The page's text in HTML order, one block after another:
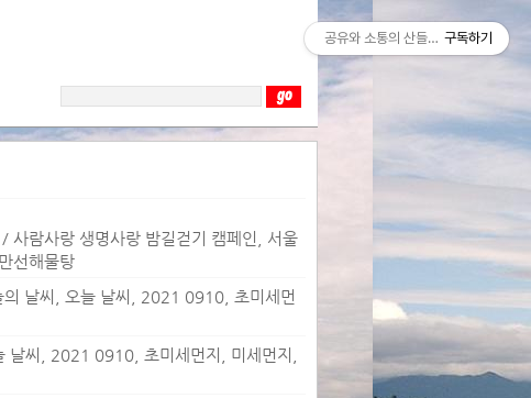
람사랑 생명사랑 밤길걷기 캠페인, 서울
선해물탕
날씨, 오늘 날씨, 2021 0910, 초미세먼
씨, 2021 0910, 초미세먼지, 미세먼지,
공유와 소통의 산들바람구독하기